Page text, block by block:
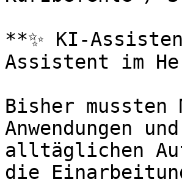
**✨ KI-
Assistent im
Bisher
Anwendungen
alltäglichen
die